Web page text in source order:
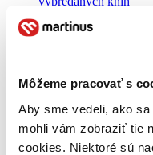
Môžeme pracovať s
Aby sme vedeli, ako
mohli vám zobraziť tie
cookies. Niektoré sú
Jazyk
slovenčina (1 titul)
Michal Aláč (1